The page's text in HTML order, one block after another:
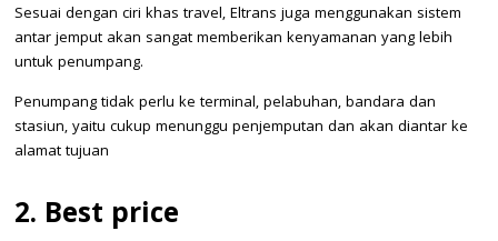
Sesuai dengan ciri khas travel, Eltrans juga menggunakan sistem
antar jemput akan sangat memberikan kenyamanan yang lebih
untuk penumpang.
Penumpang tidak perlu ke terminal, pelabuhan, bandara dan
stasiun, yaitu cukup menunggu penjemputan dan akan diantar ke
alamat tujuan
2. Best price